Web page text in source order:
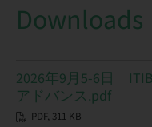
Downloads
2026年9月5-6日
アドバンス.pdf
PDF, 311 KB